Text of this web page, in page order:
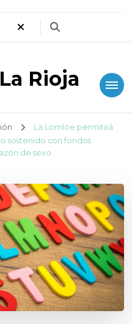
Rioja
La Lomloe permitirá
sostenido con fondos
de sexo